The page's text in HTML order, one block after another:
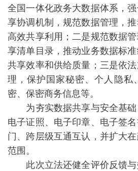
全国一体化政务大数据体系，
享协调机制，规范数据管理，
高效共享利用；二是规范数据
享清单目录，推动业务数据标
共享效率和供给质量；三是依
理，保护国家秘密、个人隐私
密、保密商务信息等。
为夯实数据共享与安全基础
电子证照、电子印章、电子签
门、跨层级互通互认，并扩大
范围。
此次立法还健全评价反馈与